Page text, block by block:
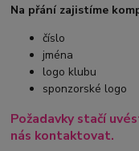
Na přání zajistíme
číslo
jména
logo klubu
sponzorské logo
Požadavky stačí
nás kontaktovat.